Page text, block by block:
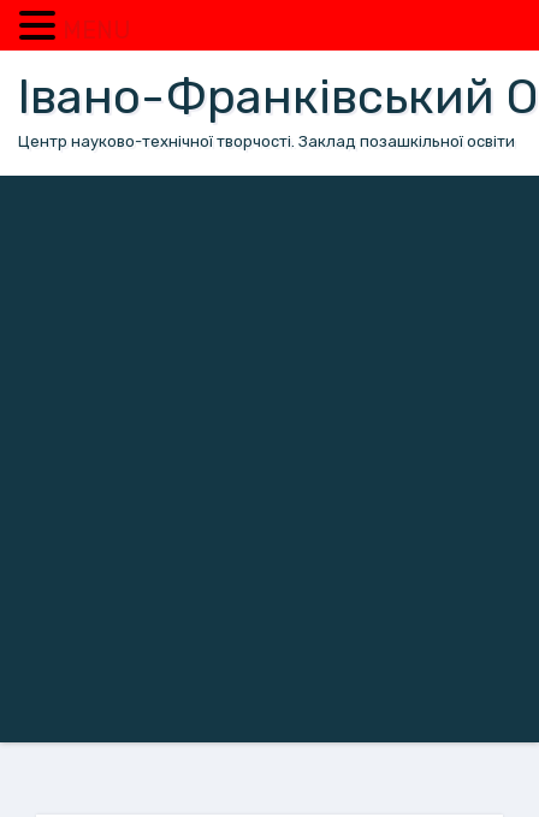
вмісту
Івано-Франківський
Центр науково-технічної творчості. Заклад позашкільної освіти
MENU